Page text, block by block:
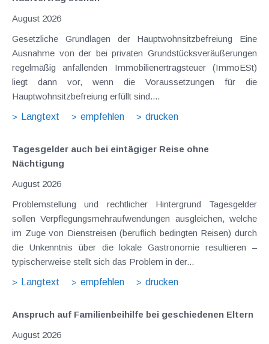
August 2026
Gesetzliche Grundlagen der Hauptwohnsitzbefreiung Eine
Ausnahme von der bei privaten Grundstücksveräußerungen
regelmäßig anfallenden Immobilienertragsteuer (ImmoESt)
liegt dann vor, wenn die Voraussetzungen für die
Hauptwohnsitzbefreiung erfüllt sind....
Langtext
empfehlen drucken
Tagesgelder auch bei eintägiger Reise ohne
Nächtigung
August 2026
Problemstellung und rechtlicher Hintergrund Tagesgelder
sollen Verpflegungsmehraufwendungen ausgleichen, welche
im Zuge von Dienstreisen (beruflich bedingten Reisen) durch
die Unkenntnis über die lokale Gastronomie resultieren –
typischerweise stellt sich das Problem in der...
Langtext
empfehlen drucken
Anspruch auf Familienbeihilfe bei geschiedenen Eltern
August 2026